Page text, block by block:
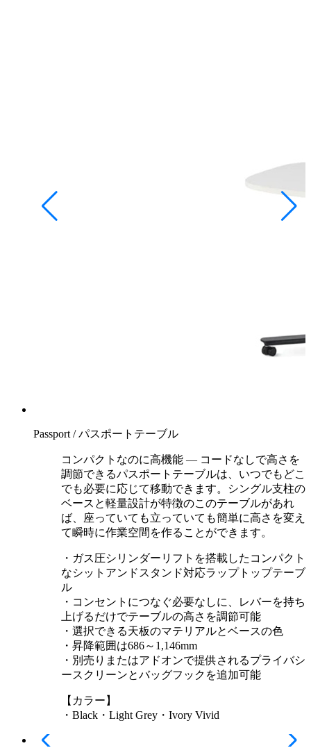
Passport / パスポートテーブル
コンパクトなのに高機能 — コードなしで高さを
調節できるパスポートテーブルは、いつでもどこ
でも必要に応じて移動できます。シングル支柱の
ベースと軽量設計が特徴のこのテーブルがあれ
ば、座っていても立っていても簡単に高さを変え
て瞬時に作業空間を作ることができます。
・ガス圧シリンダーリフトを搭載したコンパクト
なシットアンドスタンド対応ラップトップテーブ
ル
・コンセントにつなぐ必要なしに、レバーを持ち
上げるだけでテーブルの高さを調節可能
・選択できる天板のマテリアルとベースの色
・昇降範囲は686～1,146mm
・別売りまたはアドオンで提供されるプライバシ
ースクリーンとバッグフックを追加可能
【カラー】
・Black・Light Grey・Ivory Vivid